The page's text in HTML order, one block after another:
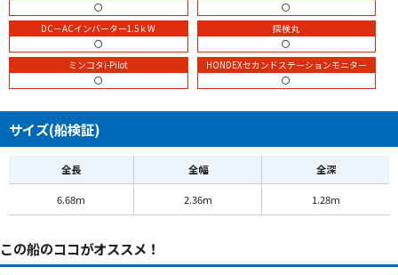
〇
〇
DC－ACインバーター1.5ｋW
〇
探検丸
〇
ミンコタi-Pilot
〇
HONDEXセカンドステーションモニター
〇
サイズ(船検証)
全長 全幅 全深
6.68m 2.36m 1.28m
この船のココがオススメ！